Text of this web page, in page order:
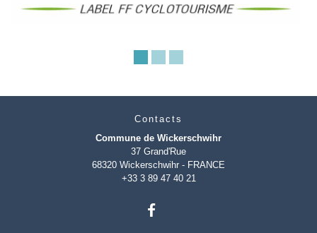
Contacts
Commune de Wickerschwihr
37 Grand'Rue
68320 Wickerschwihr - FRANCE
+33 3 89 47 40 21